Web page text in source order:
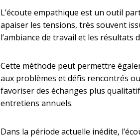
L’écoute empathique est un outil
apaiser les tensions, très souvent
l’ambiance de travail et les résultats
Cette méthode peut permettre
aux problèmes et défis rencontrés
favoriser des échanges plus
entretiens annuels.
Dans la période actuelle inédite,